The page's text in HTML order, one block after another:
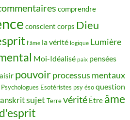
comprendre
conscient corps Dieu
l'âme la vérité logique Lumière
Moi-Idéalisé paix pensées
pouvoirprocessus mentaux
Psychologues Esotéristes psy ésoquestion
sujet Terrevérité Être âme